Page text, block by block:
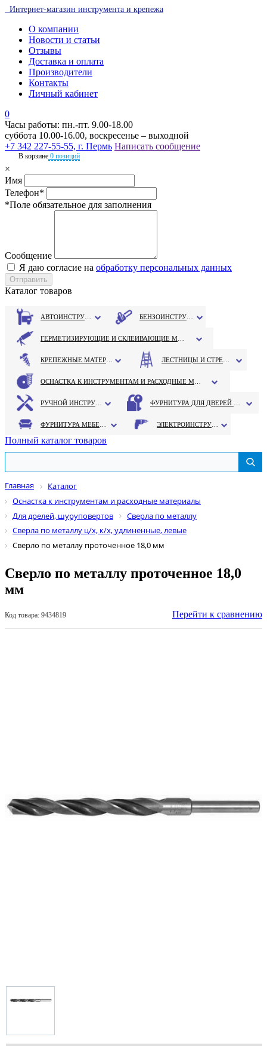
Интернет-магазин инструмента и крепежа
О компании
Новости и статьи
Отзывы
Доставка и оплата
Производители
Контакты
Личный кабинет
0
Часы работы: пн.-пт. 9.00-18.00
суббота 10.00-16.00, воскресенье – выходной
+7 342 227-55-55, г. Пермь Написать сообщение
В корзине 0 позиций
×
Имя
Телефон*
*Поле обязательное для заполнения
Сообщение
Я даю согласие на обработку персональных данных
Каталог товаров
Полный каталог товаров
Главная
Каталог
Оснастка к инструментам и расходные материалы
Для дрелей, шуруповертов
Сверла по металлу
Сверла по металлу ц/х, к/х, удлиненные, левые
Сверло по металлу проточенное 18,0 мм
Сверло по металлу проточенное 18,0
мм
Код товара: 9434819 Перейти к сравнению